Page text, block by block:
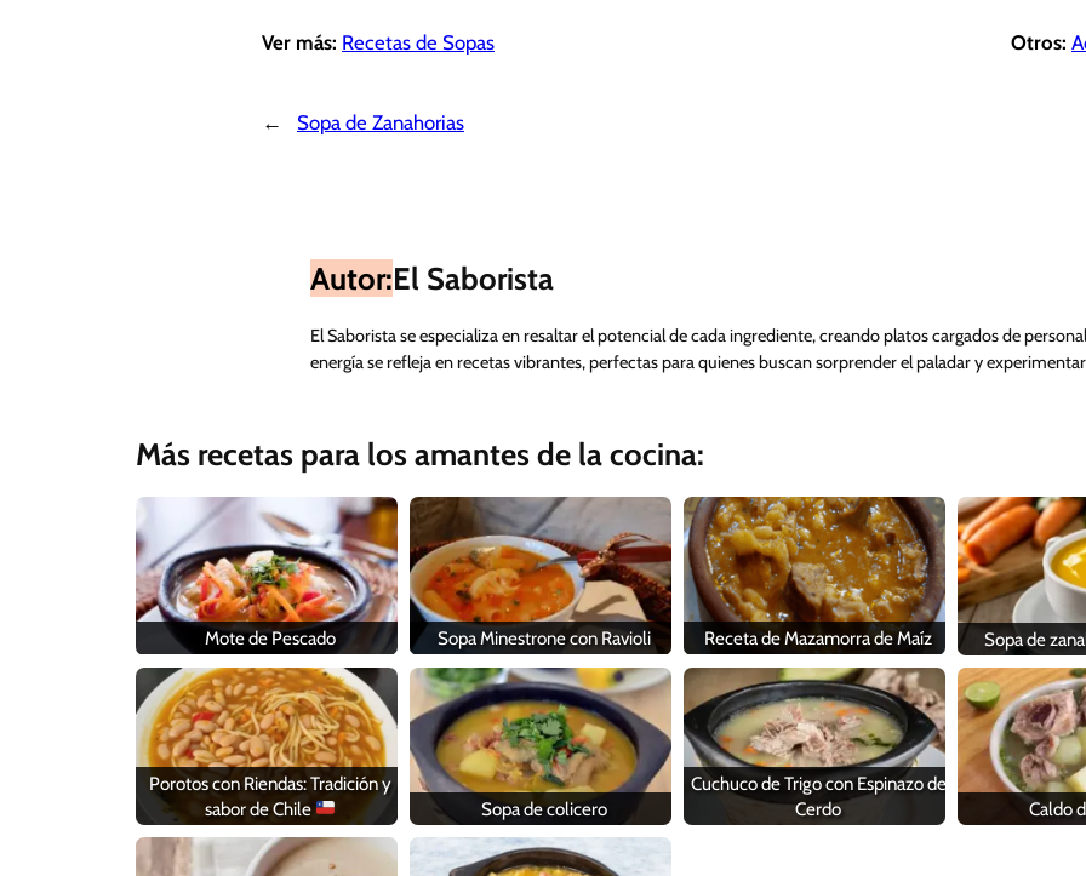
Ver más: Recetas de Sopas Otros:
← Sopa de Zanahorias
Autor:El Saborista
El Saborista se especializa en resaltar el potencial de cada ingrediente, creando platos cargados de
energía se refleja en recetas vibrantes, perfectas para quienes buscan sorprender el paladar y
Más recetas para los amantes de la cocina:
Mote de Pescado Sopa Minestrone con Ravioli Receta de Mazamorra de Maíz Sopa de
Porotos con Riendas: Tradición y
sabor de Chile
Sopa de colicero
Cuchuco de Trigo con Espinazo de
Cerdo
Caldo